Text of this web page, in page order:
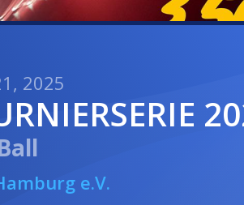
2025
e.V.